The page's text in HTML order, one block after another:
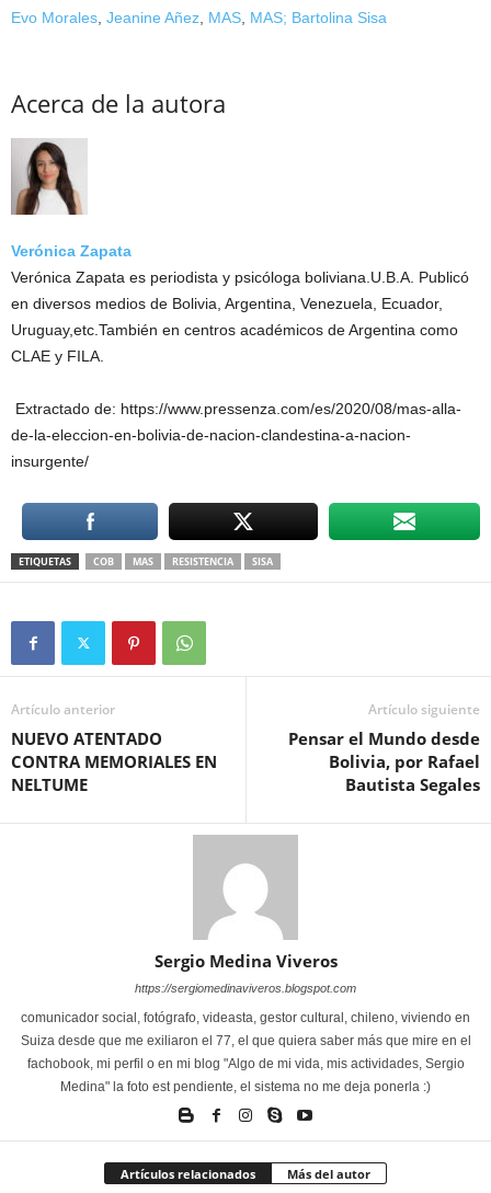
Evo Morales Jeanine Añez MAS MAS; Bartolina Sisa
Acerca de la autora
Verónica Zapata
Verónica Zapata es periodista y psicóloga boliviana.U.B.A. Publicó
en diversos medios de Bolivia, Argentina, Venezuela, Ecuador,
Uruguay,etc.También en centros académicos de Argentina como
CLAE y FILA.
Extractado de: https://www.pressenza.com/es/2020/08/mas-alla-
de-la-eleccion-en-bolivia-de-nacion-clandestina-a-nacion-
insurgente/
ETIQUETAS COB MAS RESISTENCIA SISA
Artículo anterior
NUEVO ATENTADO
CONTRA MEMORIALES EN
NELTUME
Artículo siguiente
Pensar el Mundo desde
Bolivia, por Rafael
Bautista Segales
Sergio Medina Viveros
https://sergiomedinaviveros.blogspot.com
comunicador social, fotógrafo, videasta, gestor cultural, chileno, viviendo en
Suiza desde que me exiliaron el 77, el que quiera saber más que mire en el
fachobook, mi perfil o en mi blog "Algo de mi vida, mis actividades, Sergio
Medina" la foto est pendiente, el sistema no me deja ponerla :)
Artículos relacionados Más del autor